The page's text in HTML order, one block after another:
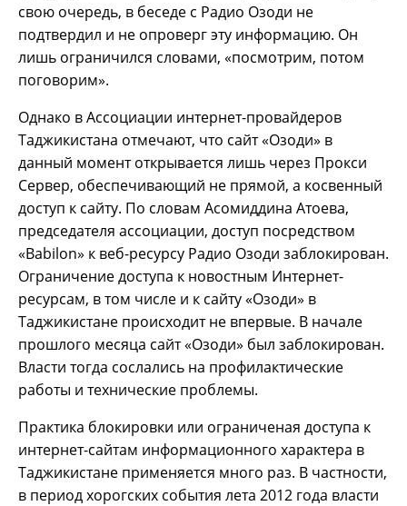
свою очередь, в беседе с Радио Озоди не
подтвердил и не опроверг эту информацию. Он
лишь ограничился словами, «посмотрим, потом
поговорим».
Однако в Ассоциации интернет-провайдеров
Таджикистана отмечают, что сайт «Озоди» в
данный момент открывается лишь через Прокси
Сервер, обеспечивающий не прямой, а косвенный
доступ к сайту. По словам Асомиддина Атоева,
председателя ассоциации, доступ посредством
«Babilon» к веб-ресурсу Радио Озоди заблокирован.
Ограничение доступа к новостным Интернет-
ресурсам, в том числе и к сайту «Озоди» в
Таджикистане происходит не впервые. В начале
прошлого месяца сайт «Озоди» был заблокирован.
Власти тогда сослались на профилактические
работы и технические проблемы.
Практика блокировки или ограниченая доступа к
интернет-сайтам информационного характера в
Таджикистане применяется много раз. В частности,
в период хорогских события лета 2012 года власти